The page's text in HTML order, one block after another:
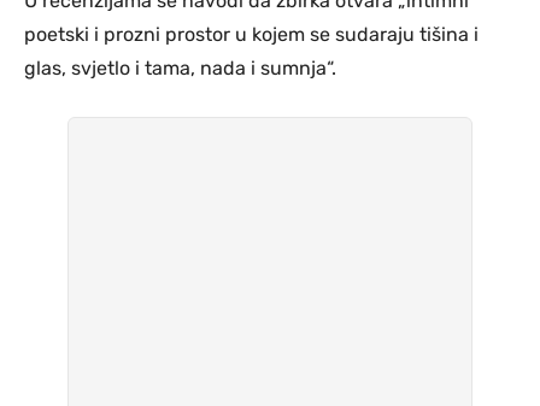
poetski i prozni prostor u kojem se sudaraju tišina i
glas, svjetlo i tama, nada i sumnja“.